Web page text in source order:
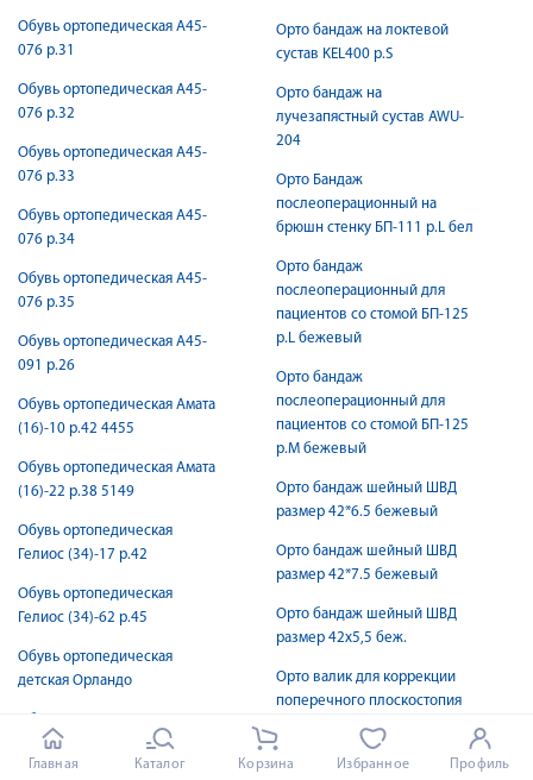
Обувь ортопедическая А45-
076 р.31
Обувь ортопедическая А45-
076 р.32
Обувь ортопедическая А45-
076 р.33
Обувь ортопедическая А45-
076 р.34
Обувь ортопедическая А45-
076 р.35
Обувь ортопедическая А45-
091 р.26
Обувь ортопедическая Амата
(16)-10 р.42 4455
Обувь ортопедическая Амата
(16)-22 р.38 5149
Обувь ортопедическая
Гелиос (34)-17 р.42
Обувь ортопедическая
Гелиос (34)-62 р.45
Обувь ортопедическая
детская Орландо
(13)-10 р.37 1204
Орто бандаж на локтевой
сустав KEL400 р.S
Орто бандаж на
лучезапястный сустав AWU-
204
Орто Бандаж
послеоперационный на
брюшн стенку БП-111 р.L бел
Орто бандаж
послеоперационный для
пациентов со стомой БП-125
р.L бежевый
Орто бандаж
послеоперационный для
пациентов со стомой БП-125
р.M бежевый
Орто бандаж шейный ШВД
размер 42*6.5 бежевый
Орто бандаж шейный ШВД
размер 42*7.5 бежевый
Орто бандаж шейный ШВД
размер 42х5,5 беж.
Орто валик для коррекции
поперечного плоскостопия
капля № 1 арт.44К
Орто валик для коррекции
Главная Каталог Корзина Избранное Профиль